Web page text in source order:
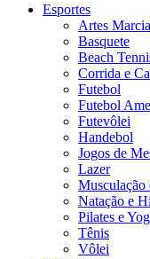
Esportes
Artes
Basquete
Beach
Corrida e
Futebol
Futebol
Futevôlei
Handebol
Jogos de
Lazer
Musculação
Natação e
Pilates e
Tênis
Vôlei